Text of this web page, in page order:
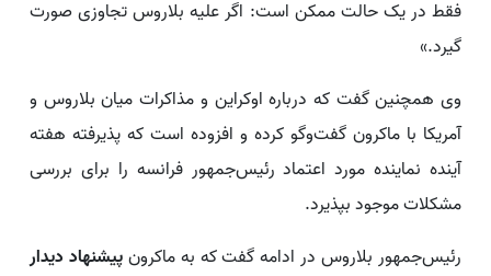
فقط در یک حالت ممکن است: اگر علیه بلاروس تجاوزی صورت
گیرد.»
وی همچنین گفت که درباره اوکراین و مذاکرات میان بلاروس و
آمریکا با ماکرون گفت‌وگو کرده و افزوده است که پذیرفته هفته
آینده نماینده مورد اعتماد رئیس‌جمهور فرانسه را برای بررسی
مشکلات موجود بپذیرد.
رئیس‌جمهور بلاروس در ادامه گفت که به ماکرونپیشنهاد دیدار